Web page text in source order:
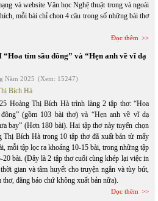
và website Văn học Nghệ thuật trong và ngoài
mỗi bài chỉ chon 4 câu trong số những bài thơ
Đọc thêm
tím sầu đông” và “Hẹn anh về vĩ dạ
Năm 2025 (Xem: 15247)
Bích Hà
Hoàng Thị Bích Hà trình làng 2 tập thơ: “Hoa
(gồm 103 bài thơ) và “Hẹn anh về vĩ dạ
bay” (Hơn 180 bài). Hai tập thơ này tuyển chọn
Thị Bích Hà trong 10 tập thơ đã xuất bản từ mấy
mỗi tập lọc ra khoảng 10-15 bài, trong những tập
bài. (Đây là 2 tập thơ cuối cùng khép lại việc in
gian và tâm huyết cho truyện ngắn và tùy bút,
đăng báo chứ không xuất bản nữa).
Đọc thêm